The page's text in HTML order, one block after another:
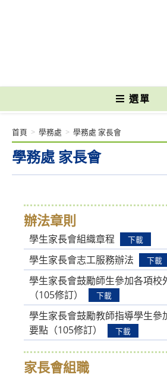
選單
學務處 家長會
首頁 > 學務處 > 學務處 家長會
辦法章則
學生家長會組織章程 下載
學生家長會志工服務辦法 下載
學生家長會鼓勵師生參加各項校
（105修訂）
下載
學生家長會鼓勵教師指導學生參
要點（105修訂）
下載
家長會組職